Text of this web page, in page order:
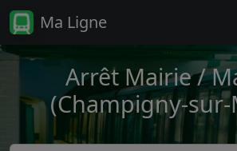
Ma Ligne
Arrêt Mairie /
(Champigny-